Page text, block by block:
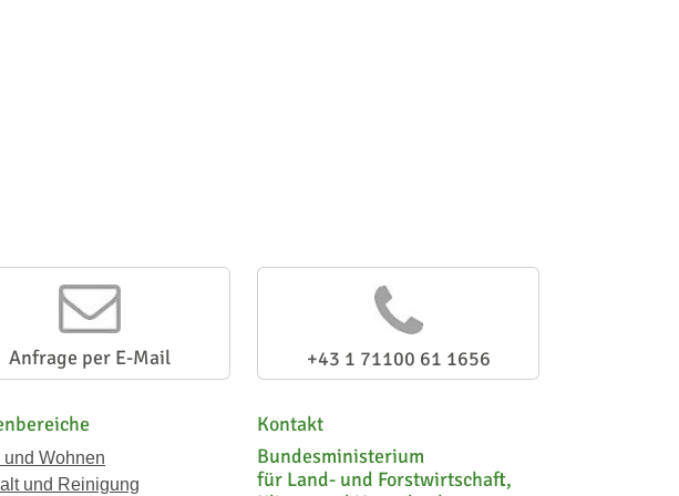
Anfrage per E-Mail +43 1 71100 61 1656
und Wohnen
und Reinigung
Kontakt
Bundesministerium
für Land- und Forstwirtschaft,